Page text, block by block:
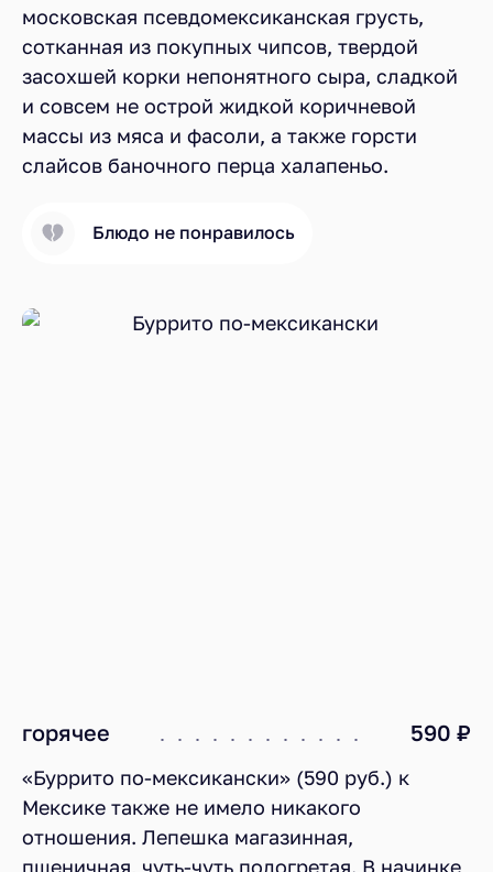
московская псевдомексиканская грусть,
сотканная из покупных чипсов, твердой
засохшей корки непонятного сыра, сладкой
и совсем не острой жидкой коричневой
массы из мяса и фасоли, а также горсти
слайсов баночного перца халапеньо.
Блюдо не понравилось
горячее 590 ₽
«Буррито по-мексикански» (590 руб.) к
Мексике также не имело никакого
отношения. Лепешка магазинная,
пшеничная, чуть-чуть подогретая. В начинке